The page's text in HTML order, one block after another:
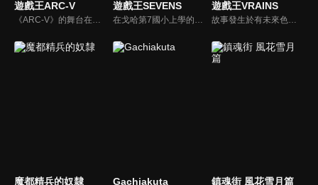
遊戲王ARC-V
《ARC-V》的舞台在多個次元中進行，它們原本是一個統一世界，卻因為一場決鬥而分裂成四個次元。次元中各有一個以作中角色視點與男、女主角長相相同的角色。標準次元是主角遊矢所在的次元，是中心的世界，該世界盛行動作決鬥...。
遊戲王SEVENS
在戈哈第7國小上學的王道游我，把自己的發明命名為“道（ロード）”，是個每天都對各種道進行開發的國小5年級生。游我對大人們管理的決鬥感到無趣，他創出了誰都能樂在其中的新規則。某一天，從隔壁班的盧克那裡傳出了關於“決鬥王”的傳聞。然而當興致勃勃的游我和盧克到達目的地時卻發現早有人在，那塊似乎擁有特殊意義的石碑前出現了神秘的人物……
遊戲王VRAINS
故事發生於有未來色彩的葛瓦市，當地的決鬥受到葛瓦企業控管。王道遊我認為這種規矩很古板無趣，便自行設計了「超速決鬥」規則，某日他從同學盧克那裡聽到有關決鬥之王的傳說，他戰勝了決鬥之王的立體影像後，成功將新規則安裝至葛瓦企業的伺服器，使全市所有決鬥盤一併適用超速決鬥。
魔都精兵的奴隸 Gachiakuta 鎮魂街 風花雪月篇